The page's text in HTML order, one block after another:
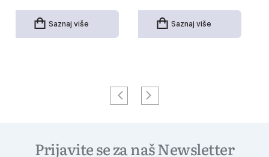
Saznaj više Saznaj više
Prijavite se za naš Newsletter